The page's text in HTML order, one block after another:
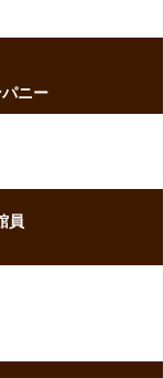
ニー
員